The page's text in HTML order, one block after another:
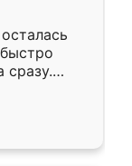
сразу.
к
Собрали
даже